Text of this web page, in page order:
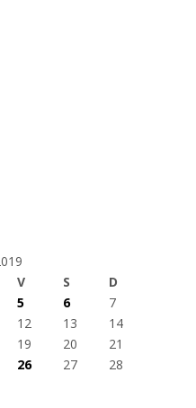
V S
D
5 6
7
12 13
14
19 20
21
26 27
28